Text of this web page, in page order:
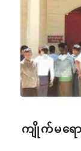
ကျိုက်မရေ